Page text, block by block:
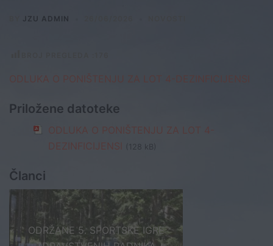
JZU ADMIN
ODLUKA O PONIŠTENJU ZA LOT 4-DEZINFICIJENSI
Priložene datoteke
ODLUKA O PONIŠTENJU ZA LOT 4-
DEZINFICIJENSI
(128 kB)
Članci
ODRŽANE 5. SPORTSKE IGRE